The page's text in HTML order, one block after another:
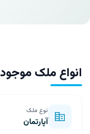
انواع ملک موجود
نوع ملک
آپارتمان